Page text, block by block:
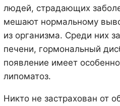
людей, страдающих
мешают нормальному
из организма. Среди них
печени, гормональный
появление имеет
липоматоз.
Никто не застрахован от